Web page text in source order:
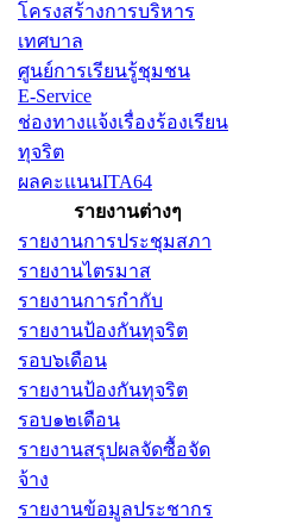
โครงสร้างการบริหาร
เทศบาล
ศูนย์การเรียนรู้ชุมชน
E-Service
ช่องทางแจ้งเรื่องร้องเรียน
ทุจริต
ผลคะแนนITA64
รายงานต่างๆ
รายงานการประชุมสภา
รายงานไตรมาส
รายงานการกำกับ
รายงานป้องกันทุจริต
รอบ๖เดือน
รายงานป้องกันทุจริต
รอบ๑๒เดือน
รายงานสรุปผลจัดซื้อจัด
จ้าง
รายงานข้อมูลประชากร